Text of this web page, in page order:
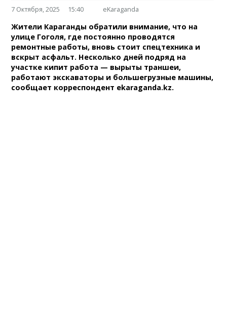
7 Октября, 2025 15:40 eKaraganda
Жители Караганды обратили внимание, что на
улице Гоголя, где постоянно проводятся
ремонтные работы, вновь стоит спецтехника и
вскрыт асфальт. Несколько дней подряд на
участке кипит работа — вырыты траншеи,
работают экскаваторы и большегрузные машины,
сообщает корреспондент ekaraganda.kz.